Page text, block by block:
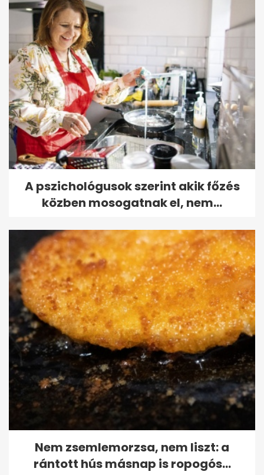
A pszichológusok szerint akik főzés
közben mosogatnak el, nem...
Nem zsemlemorzsa, nem liszt: a
rántott hús másnap is ropogós...